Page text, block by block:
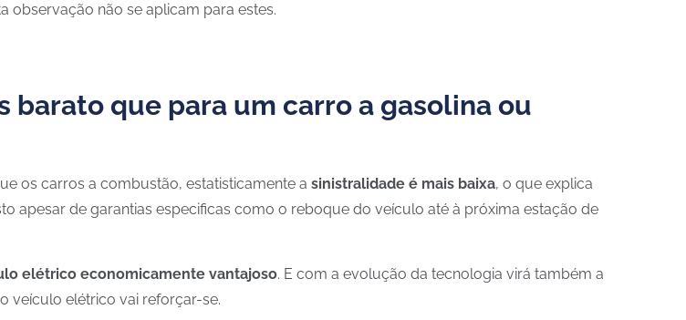
observação não se aplicam para estes.
que para um carro a gasolina ou
os carros a combustão, estatisticamente a sinistralidade é mais baixa, o que explica
apesar de garantias especificas como o reboque do veículo até à próxima estação de
elétrico economicamente vantajoso. E com a evolução da tecnologia virá também a
veículo elétrico vai reforçar-se.